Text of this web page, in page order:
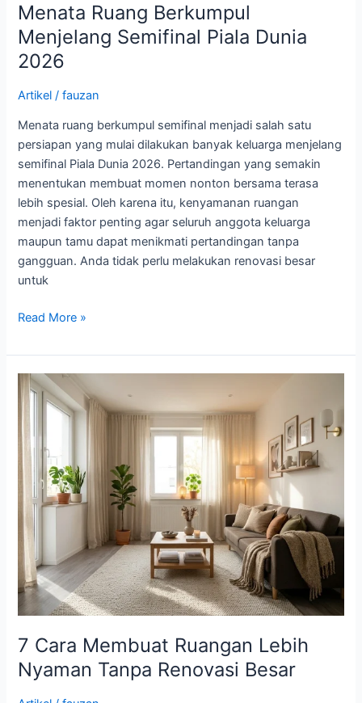
Menata Ruang Berkumpul
Menjelang Semifinal Piala Dunia
2026
Artikel /fauzan
Menata ruang berkumpul semifinal menjadi salah satu
persiapan yang mulai dilakukan banyak keluarga menjelang
semifinal Piala Dunia 2026. Pertandingan yang semakin
menentukan membuat momen nonton bersama terasa
lebih spesial. Oleh karena itu, kenyamanan ruangan
menjadi faktor penting agar seluruh anggota keluarga
maupun tamu dapat menikmati pertandingan tanpa
gangguan. Anda tidak perlu melakukan renovasi besar
untuk
Read More »
7 Cara Membuat Ruangan Lebih
Nyaman Tanpa Renovasi Besar
7
Cara
Membuat
Ruangan
Lebih
Nyaman
Tanpa
Renovasi
Besar